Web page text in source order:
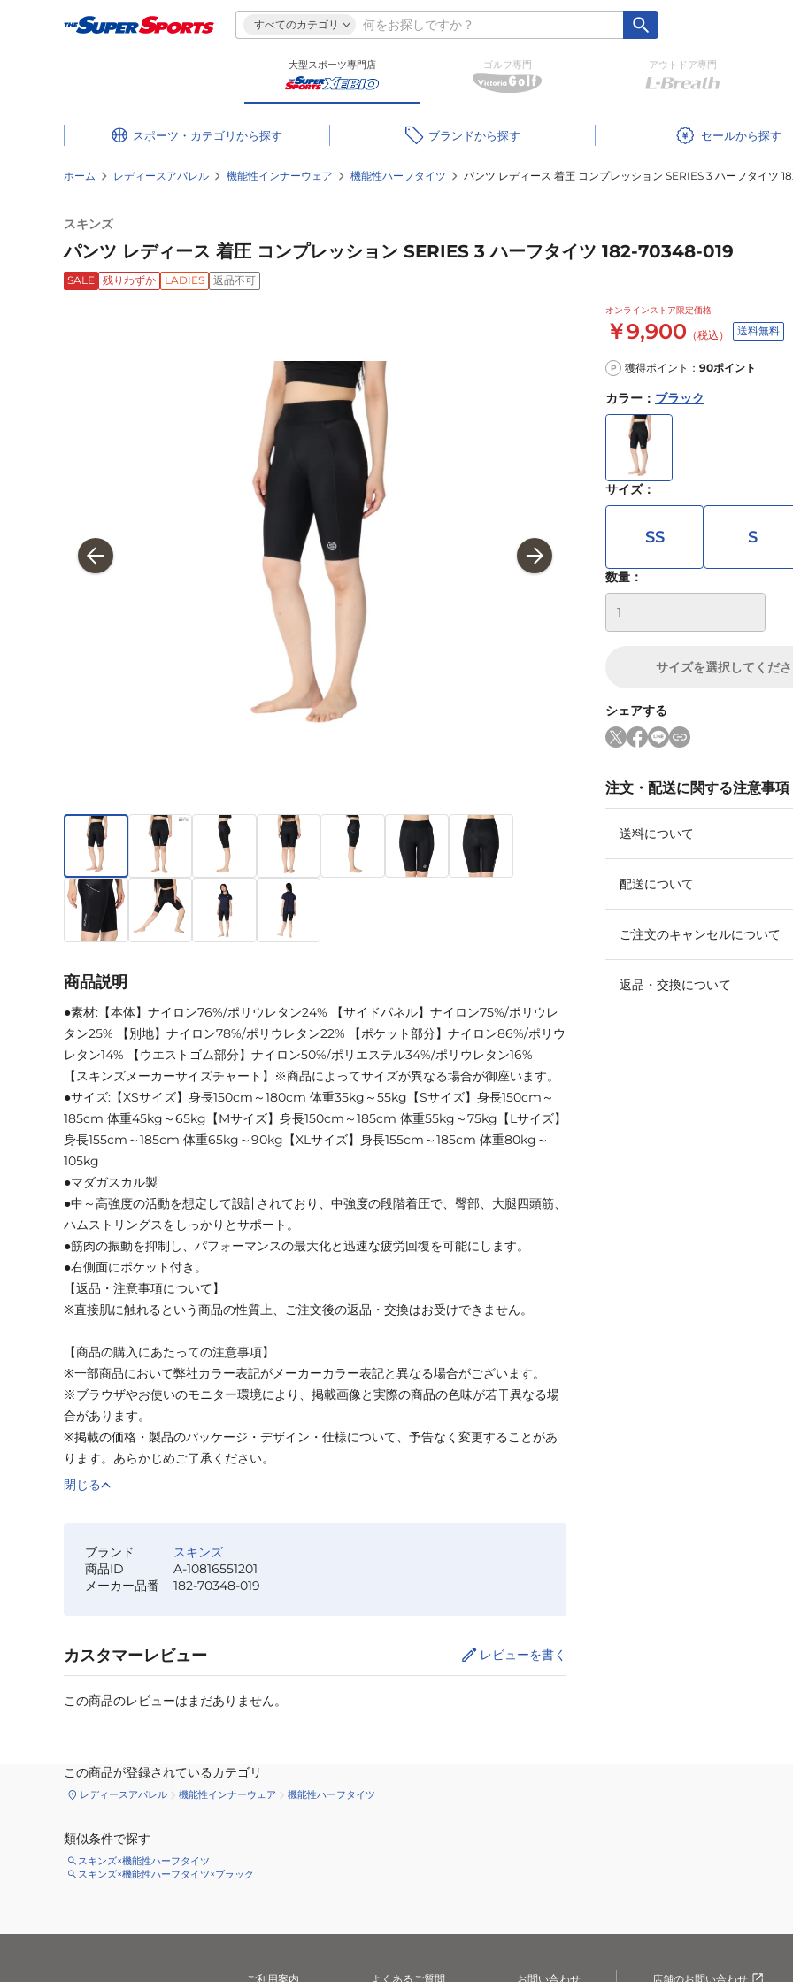
すべてのカテゴリ
大型スポーツ専門店 ゴルフ専門 アウトドア専門
スポーツ・カテゴリ ブランド セール
ホーム レディースアパレル 機能性インナーウェア 機能性ハーフタイツ パンツ レディース 着圧 コンプレッション SERIES 3 ハーフタイツ
スキンズ
パンツ レディース 着圧 コンプレッション SERIES 3 ハーフタイツ 182-70348-019
SALE 残りわずか LADIES 返品不可
オンラインストア限定価格
￥9,900 （税込） 送料無料
P 獲得ポイント： 90ポイント
カラー ： ブラック
サイズ：
SS S
数量：
サイズを選択してくだ
シェアする
注文・配送に関する注意事項
送料について
配送について
ご注文のキャンセルについて
返品・交換について
商品説明
●素材:【本体】ナイロン76%/ポリウレタン24% 【サイドパネル】ナイロン75%/ポリウレ
タン25% 【別地】ナイロン78%/ポリウレタン22% 【ポケット部分】ナイロン86%/ポリウ
レタン14% 【ウエストゴム部分】ナイロン50%/ポリエステル34%/ポリウレタン16%
【スキンズメーカーサイズチャート】※商品によってサイズが異なる場合が御座います。
●サイズ:【XSサイズ】身長150cm～180cm 体重35kg～55kg【Sサイズ】身長150cm～
185cm 体重45kg～65kg【Mサイズ】身長150cm～185cm 体重55kg～75kg【Lサイズ】
身長155cm～185cm 体重65kg～90kg【XLサイズ】身長155cm～185cm 体重80kg～
105kg
●マダガスカル製
●中～高強度の活動を想定して設計されており、中強度の段階着圧で、臀部、大腿四頭筋、
ハムストリングスをしっかりとサポート。
●筋肉の振動を抑制し、パフォーマンスの最大化と迅速な疲労回復を可能にします。
●右側面にポケット付き。
【返品・注意事項について】
※直接肌に触れるという商品の性質上、ご注文後の返品・交換はお受けできません。
【商品の購入にあたっての注意事項】
※一部商品において弊社カラー表記がメーカーカラー表記と異なる場合がございます。
※ブラウザやお使いのモニター環境により、掲載画像と実際の商品の色味が若干異なる場
合があります。
※掲載の価格・製品のパッケージ・デザイン・仕様について、予告なく変更することがあ
ります。あらかじめご了承ください。
閉じる
ブランド
スキンズ
商品ID
A-10816551201
メーカー品番
182-70348-019
カスタマーレビュー レビューを書く
この商品のレビューはまだありません。
この商品が登録されているカテゴリ
レディースアパレル 機能性インナーウェア 機能性ハーフタイツ
類似条件で探す
スキンズ×機能性ハーフタイツ
スキンズ×機能性ハーフタイツ×ブラック
ご利用案内 よくあるご質問 お問い合わせ 店舗のお問い合わせ